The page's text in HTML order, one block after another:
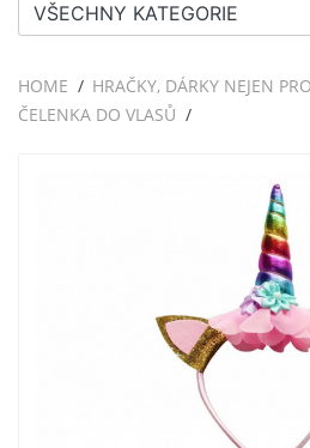
VŠECHNY KATEGORIE
HOME
HRAČKY, DÁRKY NEJEN
ČELENKA DO VLASŮ